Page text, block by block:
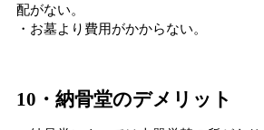
配がない。
・お墓より費用がかからない。
10・納骨堂のデメリット